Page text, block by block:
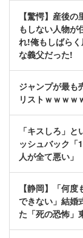
【驚愕】産後
もしない人物
れ!俺もしばら
な義父だった!
ジャンプが最も
リストｗｗｗｗ
「キスしろ」
ッシュバック「
人が全て悪い」
【静岡】「何
できない」結婚
た「死の恐怖」